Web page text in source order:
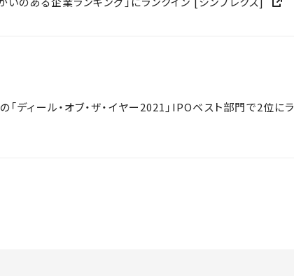
「ディール・オブ・ザ・イヤー2021」IPOベスト部門で2位にラ